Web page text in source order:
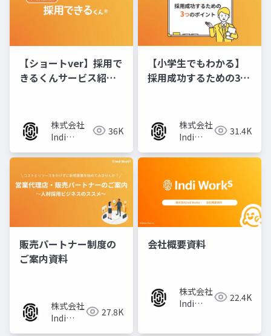
【ショートver】採用で
きるくんサービス紹介
株式会社
Indi
36K
【小学生でもわかる】
採用成功するための3つ
株式会社
Indi
31.4K
販売パートナー制度の
ご案内資料
株式会社
Indi
27.8K
会社概要資料
株式会社
Indi
22.4K